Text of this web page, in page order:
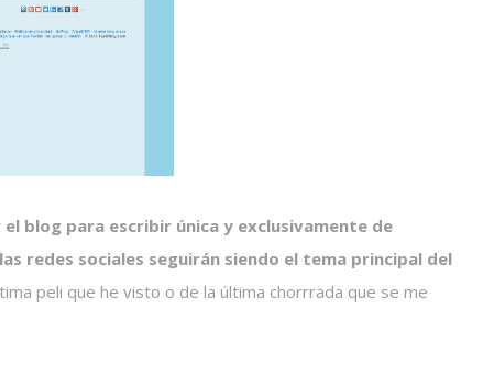
el blog para escribir única y exclusivamente de
las redes sociales seguirán siendo el tema principal del
peli que he visto o de la última chorrrada que se me